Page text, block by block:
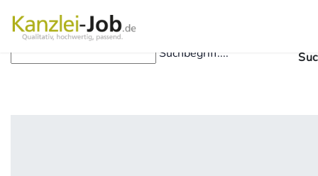
Suchbegriff....